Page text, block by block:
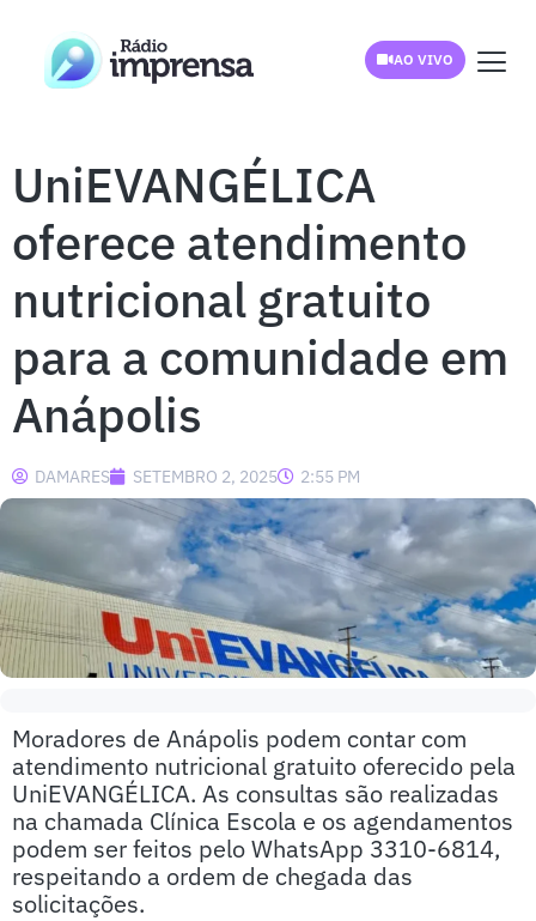
AO VIVO
UniEVANGÉLICA
oferece atendimento
nutricional gratuito
para a comunidade em
Anápolis
DAMARES SETEMBRO 2, 2025 2:55 PM
Moradores de Anápolis podem contar com
atendimento nutricional gratuito oferecido pela
UniEVANGÉLICA. As consultas são realizadas
na chamada Clínica Escola e os agendamentos
podem ser feitos pelo WhatsApp 3310-6814,
respeitando a ordem de chegada das
solicitações.